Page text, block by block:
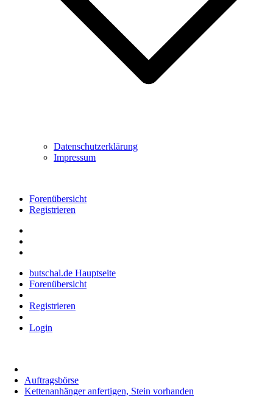
Datenschutzerklärung
Impressum
Forenübersicht
Registrieren
butschal.de Hauptseite
Forenübersicht
Registrieren
Login
Auftragsbörse
Kettenanhänger anfertigen, Stein vorhanden